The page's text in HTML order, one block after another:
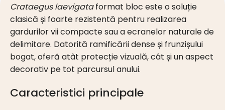
Crataegus laevigataformat bloc este o soluție
clasică și foarte rezistentă pentru realizarea
gardurilor vii compacte sau a ecranelor naturale de
delimitare. Datorită ramificării dense și frunzișului
bogat, oferă atât protecție vizuală, cât și un aspect
decorativ pe tot parcursul anului.
Caracteristici principale